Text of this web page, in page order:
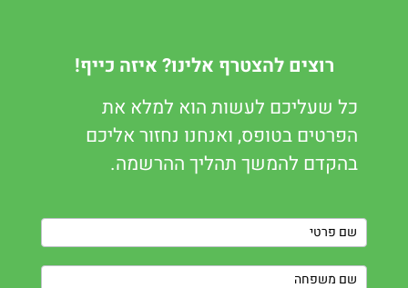
רוצים להצטרף אלינו? איזה כייף!
כל שעליכם לעשות הוא למלא את
הפרטים בטופס, ואנחנו נחזור אליכם
בהקדם להמשך תהליך ההרשמה.
Contact
Us